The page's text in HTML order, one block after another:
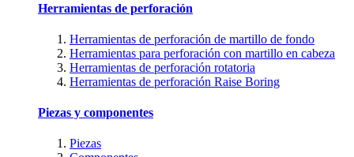
Herramientas de perforación
Herramientas de perforación de martillo de fondo
Herramientas para perforación con martillo en cabeza
Herramientas de perforación rotatoria
Herramientas de perforación Raise Boring
Piezas y componentes
Piezas